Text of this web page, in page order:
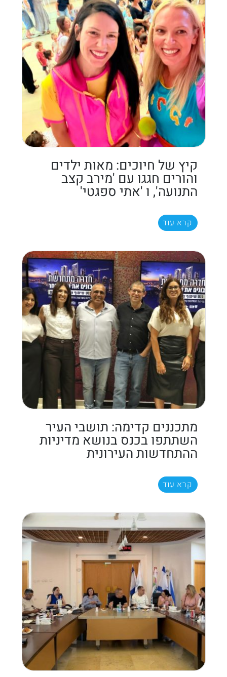
קיץ של חיוכים: מאות ילדים
והורים חגגו עם 'מירב קצב
התנועה', ו 'אתי ספגטי'
קרא עוד
מתכננים קדימה: תושבי העיר
השתתפו בכנס בנושא מדיניות
ההתחדשות העירונית
קרא עוד